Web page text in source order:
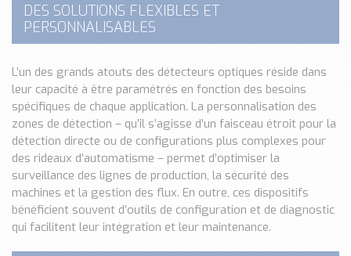
DES SOLUTIONS FLEXIBLES ET
PERSONNALISABLES
L’un des grands atouts des détecteurs optiques réside dans
leur capacité à être paramétrés en fonction des besoins
spécifiques de chaque application. La personnalisation des
zones de détection – qu’il s’agisse d’un faisceau étroit pour la
détection directe ou de configurations plus complexes pour
des rideaux d’automatisme – permet d’optimiser la
surveillance des lignes de production, la sécurité des
machines et la gestion des flux. En outre, ces dispositifs
bénéficient souvent d’outils de configuration et de diagnostic
qui facilitent leur intégration et leur maintenance.